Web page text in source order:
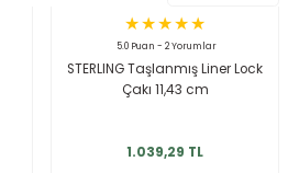
5.0 Puan - 2 Yorumlar
STERLING Taşlanmış Liner Lock
Çakı 11,43 cm
1.039,29 TL